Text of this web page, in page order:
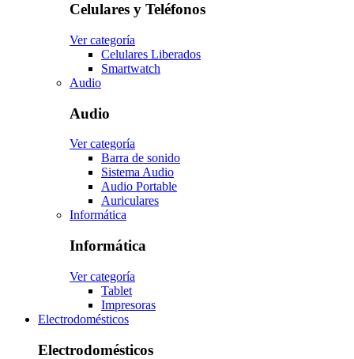
Celulares y Teléfonos
Ver categoría
Celulares Liberados
Smartwatch
Audio
Audio
Ver categoría
Barra de sonido
Sistema Audio
Audio Portable
Auriculares
Informática
Informática
Ver categoría
Tablet
Impresoras
Electrodomésticos
Electrodomésticos